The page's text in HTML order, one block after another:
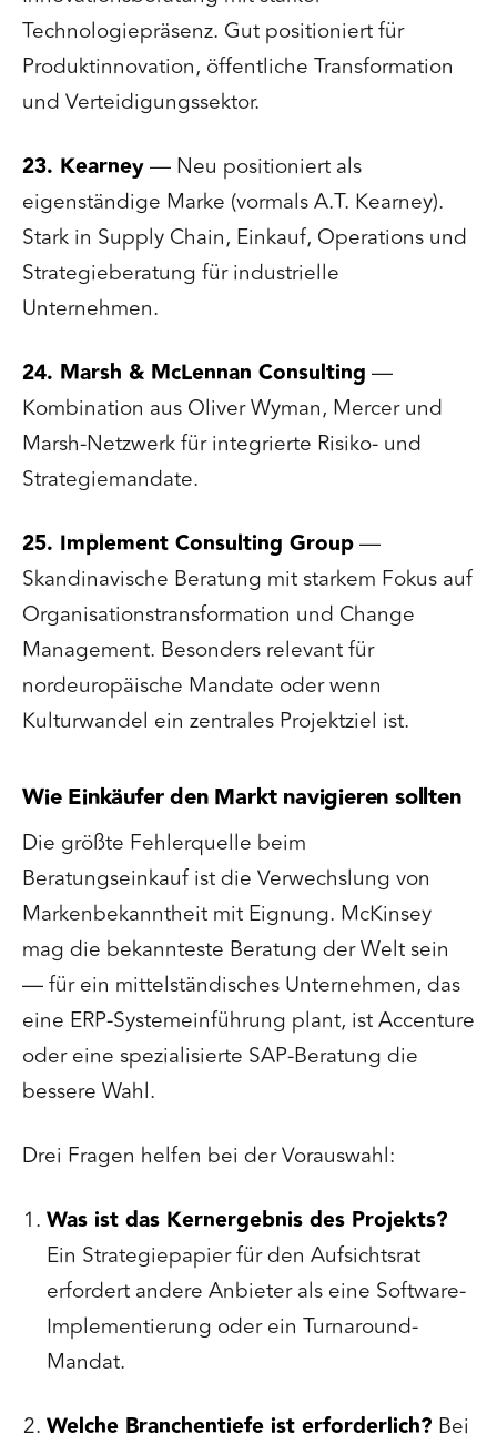
Technologiepräsenz. Gut positioniert für
Produktinnovation, öffentliche Transformation
und Verteidigungssektor.
23. Kearney— Neu positioniert als
eigenständige Marke (vormals A.T. Kearney).
Stark in Supply Chain, Einkauf, Operations und
Strategieberatung für industrielle
Unternehmen.
24. Marsh & McLennan Consulting —
Kombination aus Oliver Wyman, Mercer und
Marsh-Netzwerk für integrierte Risiko- und
Strategiemandate.
25. Implement Consulting Group—
Skandinavische Beratung mit starkem Fokus auf
Organisationstransformation und Change
Management. Besonders relevant für
nordeuropäische Mandate oder wenn
Kulturwandel ein zentrales Projektziel ist.
Wie Einkäufer den Markt navigieren sollten
Die größte Fehlerquelle beim
Beratungseinkauf ist die Verwechslung von
Markenbekanntheit mit Eignung. McKinsey
mag die bekannteste Beratung der Welt sein
— für ein mittelständisches Unternehmen, das
eine ERP-Systemeinführung plant, ist Accenture
oder eine spezialisierte SAP-Beratung die
bessere Wahl.
Drei Fragen helfen bei der Vorauswahl:
Was ist das Kernergebnis des Projekts?
Ein Strategiepapier für den Aufsichtsrat
erfordert andere Anbieter als eine Software-
Implementierung oder ein Turnaround-
Mandat.
Welche Branchentiefe ist erforderlich? Bei